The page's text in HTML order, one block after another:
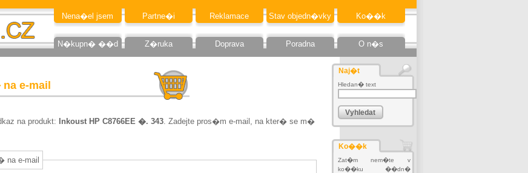
Naj�t
Hledan� text
Ko��k
Zat�m nem�te v
ko��ku ��dn�
e-mail
na produkt: Inkoust HP C8766EE �. 343. Zadejte pros�m e-mail, na kter� se m�
e-mail
N�kupn� ��d Z�ruka Doprava Poradna O n�s
Nena�el jsem Partne�i Reklamace Stav objedn�vky Ko��k